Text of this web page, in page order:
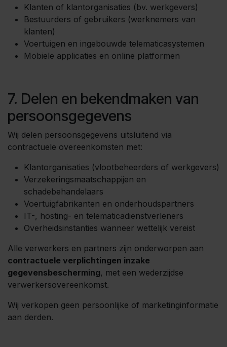
Klanten of klantorganisaties (bv. werkgevers)
Bestuurders of gebruikers (werknemers van
klanten)
Voertuigen en ingebouwde telematicasystemen
Mobiele applicaties en online platformen
7. Delen en bekendmaken van
persoonsgegevens
Wij delen persoonsgegevens uitsluitend via
contractuele overeenkomsten met:
Klantorganisaties (vlootbeheerders of werkgevers)
Verzekeringsmaatschappijen en
schadebehandelaars
Voertuigfabrikanten en onderhoudspartners
IT-, hosting- en telematicadienstverleners
Overheidsinstanties wanneer wettelijk vereist
Alle verwerkers en partners zijn onderworpen aan
contractuele verplichtingen inzake
gegevensbescherming, met een wederzijdse
verwerkersovereenkomst.
Wij verkopen geen persoonlijke of marketinginformatie
aan derden.